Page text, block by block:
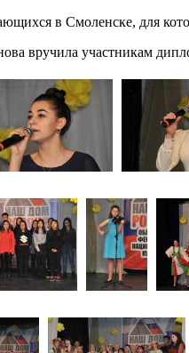
в Смоленске, для
вручила участникам